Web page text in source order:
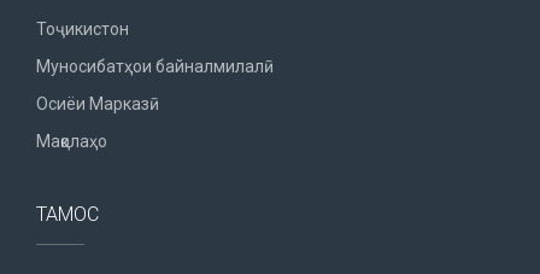
Тоҷикистон
Муносибатҳои байналмилалӣ
Осиёи Марказӣ
Мақолаҳо
ТАМОС